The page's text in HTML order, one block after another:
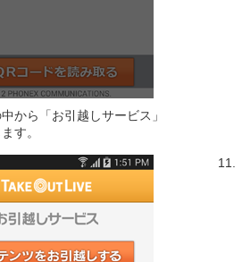
から「お引越しサービス」
す。
11.